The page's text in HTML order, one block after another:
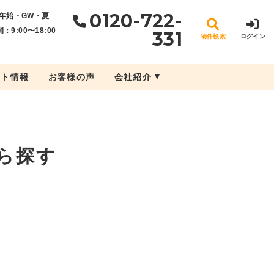
0120-722-
331
始・GW・夏
：9:00〜18:00
物件検索 ログイン
情報 お客様の声 会社紹介
探す